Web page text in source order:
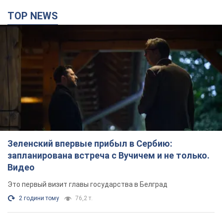
TOP NEWS
Зеленский впервые прибыл в Сербию:
запланирована встреча с Вучичем и не только.
Видео
Это первый визит главы государства в Белград
2 години тому 76,2 т.